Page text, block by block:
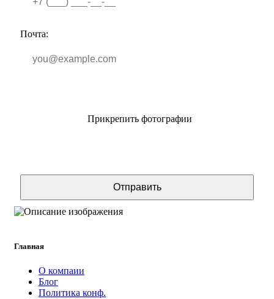
Почта:
Прикрепить фотографии
Отправить
Главная
О компаии
Блог
Политика конф.